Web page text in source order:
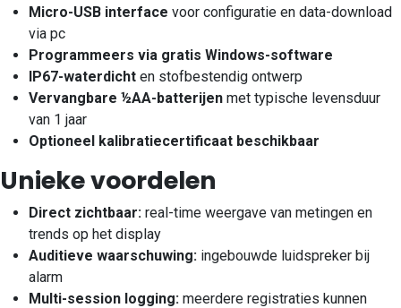
Micro-USB interface voor configuratie en data-download
via pc
Programmeers via gratis Windows-software
IP67-waterdicht en stofbestendig ontwerp
Vervangbare ½AA-batterijen met typische levensduur
van 1 jaar
Optioneel kalibratiecertificaat beschikbaar
Unieke voordelen
Direct zichtbaar: real-time weergave van metingen en
trends op het display
Auditieve waarschuwing: ingebouwde luidspreker bij
alarm
Multi-session logging: meerdere registraties kunnen